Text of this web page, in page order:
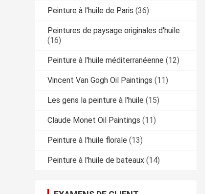
Peinture à l'huile de Paris (36)
Peintures de paysage originales d'huile
(16)
Peinture à l'huile méditerranéenne (12)
Vincent Van Gogh Oil Paintings (11)
Les gens la peinture à l'huile (15)
Claude Monet Oil Paintings (11)
Peinture à l'huile florale (13)
Peinture à l'huile de bateaux (14)